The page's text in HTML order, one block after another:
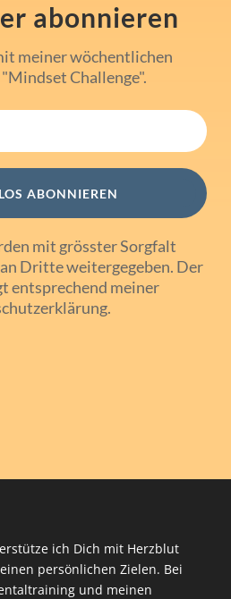
abonnieren
meiner wöchentlichen
Challenge".
ABONNIEREN
mit grösster Sorgfalt
Dritte weitergegeben. Der
entsprechend meiner
.
ich Dich mit Herzblut
persönlichen Zielen. Bei
und meinen